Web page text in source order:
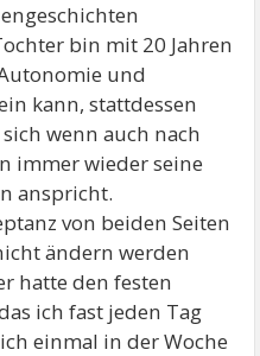
bin mit 20 Jahren
und
kann, stattdessen
wenn auch nach
immer wieder seine
anspricht.
von beiden Seiten
ändern werden
hatte den festen
ich fast jeden Tag
einmal in der Woche